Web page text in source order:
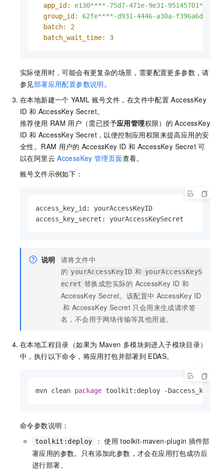
app_id:
e130****-75d7-471e-9e31-95145701****
group_id:
62fe****-d931-4446-a30a-
batch:
2
batch_wait_time:
3
实际使用时，可能会有更复杂的场景，需要配置更多参数，请
参见部署应用配置参数说明。
在本地新建一个 YAML 账号文件，在文件中配置 AccessKey
ID 和 AccessKey Secret。
推荐使用 RAM 用户（需已授予应用管理权限）的 AccessKey
ID 和 AccessKey Secret，以便控制应用权限来提高应用的安
全性。RAM 用户的 AccessKey ID 和 AccessKey Secret 可
以在阿里云 AccessKey 管理页面查看。
账号文件示例如下：
access_key_id: yourAccessKeyID
access_key_secret:
说明 请将文件中
的 yourAccessKeyID 和 yourAccessKeyS
ecret 替换成您实际的 AccessKey ID 和
AccessKey Secret。该配置中 AccessKey ID
和 AccessKey Secret 只会用来生成请求签
名，不会用于网络传输等其他用途。
在本地工程目录（如果为 Maven 多模块则进入子模块目录）
中，执行以下命令，将应用打包并部署到 EDAS。
mvn clean package toolkit:deploy -
命令参数说明：
toolkit:deploy ： 使用 toolkit-maven-plugin 插件部
署应用的参数。只有添加此参数，才会在应用打包成功后
进行部署。